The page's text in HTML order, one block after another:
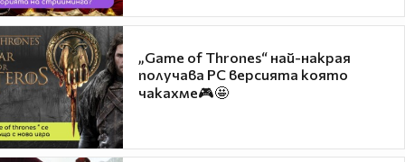
„Game of Thrones“ най-накрая
получава PC версията която
чакахме🎮🤩